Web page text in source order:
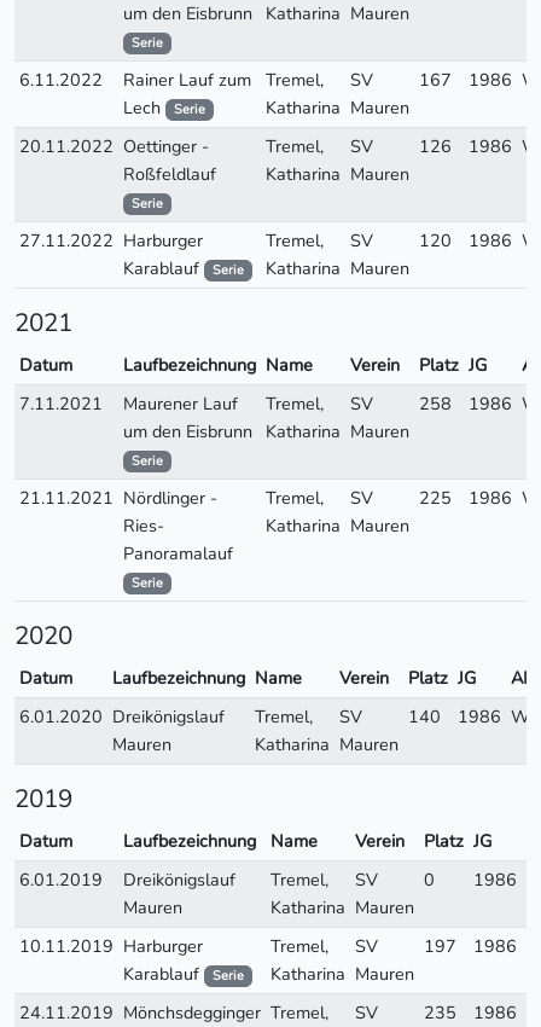
um den Eisbrunn
Serie
Katharina Mauren
6.11.2022
Rainer Lauf zum
Lech
Serie
Tremel,
Katharina
SV
Mauren
167 1986
20.11.2022 Oettinger -
Roßfeldlauf
Serie
Tremel,
Katharina
SV
Mauren
126 1986
27.11.2022 Harburger
Karablauf
Serie
Tremel,
Katharina
SV
Mauren
120 1986
2021
Datum Laufbezeichnung Name Verein Platz JG
7.11.2021
Maurener Lauf
um den Eisbrunn
Serie
Tremel,
Katharina
SV
Mauren
258 1986
21.11.2021 Nördlinger -
Ries-
Panoramalauf
Serie
Tremel,
Katharina
SV
Mauren
225 1986
2020
Datum Laufbezeichnung Name Verein Platz JG
AK
6.01.2020 Dreikönigslauf
Mauren
Tremel,
Katharina
SV
Mauren
140 1986
2019
Datum Laufbezeichnung Name Verein Platz JG
6.01.2019
Dreikönigslauf
Mauren
Tremel,
Katharina
SV
Mauren
0 1986
10.11.2019 Harburger
Karablauf
Serie
Tremel,
Katharina
SV
Mauren
197 1986
24.11.2019 Mönchsdegginger Tremel,
SV
235 1986